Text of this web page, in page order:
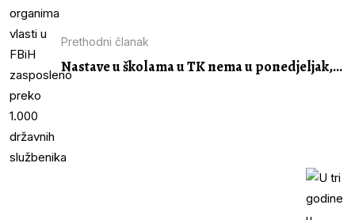
Prethodni članak
Nastave u školama u TK nema u ponedjeljak,...